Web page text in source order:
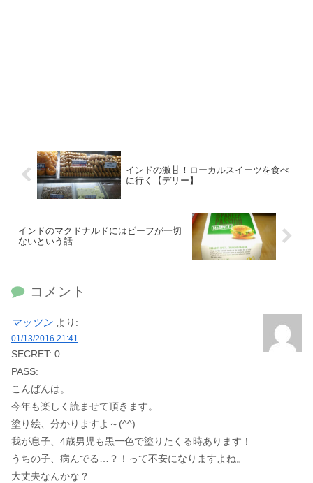
インドの激甘！ローカルスイーツを食べ
に行く【デリー】
インドのマクドナルドにはビーフが一切
ないという話
コメント
マッツン より:
01/13/2016 21:41
SECRET: 0
PASS:
こんばんは。
今年も楽しく読ませて頂きます。
塗り絵、分かりますよ～(^^)
我が息子、4歳男児も黒一色で塗りたくる時あります！
うちの子、病んでる…？！って不安になりますよね。
大丈夫なんかな？